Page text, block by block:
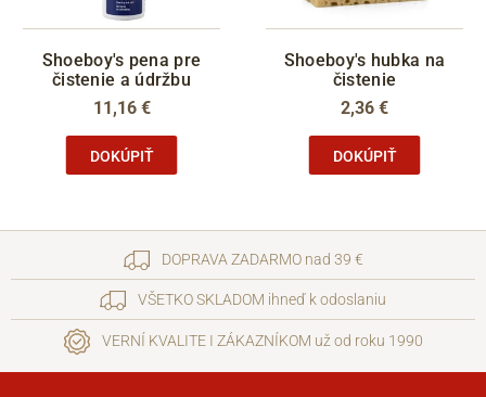
Shoeboy's pena pre
čistenie a údržbu
11,16 €
DOKÚPIŤ
Shoeboy's hubka na
čistenie
2,36 €
DOKÚPIŤ
DOPRAVA ZADARMO nad 39 €
VŠETKO SKLADOM ihneď k odoslaniu
VERNÍ KVALITE I ZÁKAZNÍKOM už od roku 1990